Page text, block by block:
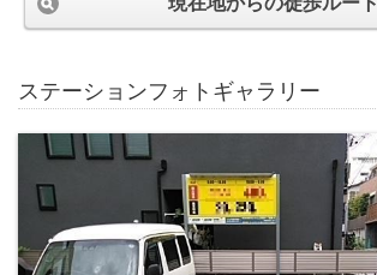
ステーションフォトギャラリー